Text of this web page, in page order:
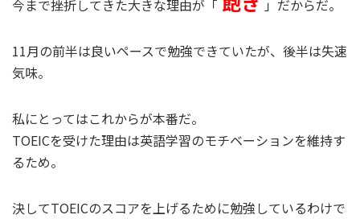
今まで挫折してきた大きな理由が「 」だからだ。
11月の前半は良いペースで勉強できていたが、後半は失速
気味。
私にとってはこれからが本番だ。
TOEICを受けた理由は英語学習のモチベーションを維持す
るため。
決してTOEICのスコアを上げるために勉強しているわけで